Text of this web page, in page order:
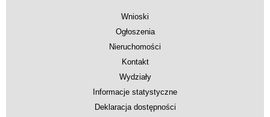
Wnioski
Ogłoszenia
Nieruchomości
Kontakt
Wydziały
Informacje statystyczne
Deklaracja dostępności